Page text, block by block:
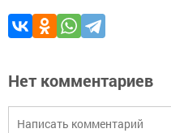
Нет комментариев